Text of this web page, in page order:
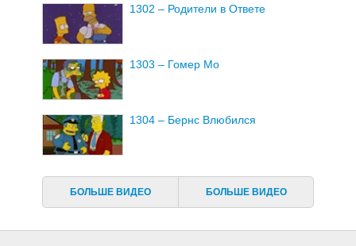
1302 – Родители в Ответе
1303 – Гомер Мо
1304 – Бернс Влюбился
БОЛЬШЕ ВИДЕО БОЛЬШЕ ВИДЕО